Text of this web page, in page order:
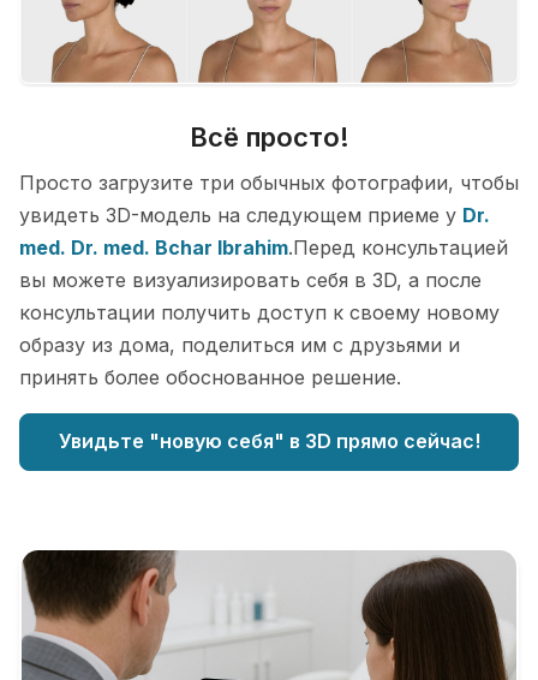
Всё просто!
Просто загрузите три обычных фотографии, чтобы
увидеть 3D-модель на следующем приеме у Dr.
med. Dr. med. Bchar Ibrahim.Перед консультацией
вы можете визуализировать себя в 3D, а после
консультации получить доступ к своему новому
образу из дома, поделиться им с друзьями и
принять более обоснованное решение.
Увидьте "новую себя" в 3D прямо сейчас!